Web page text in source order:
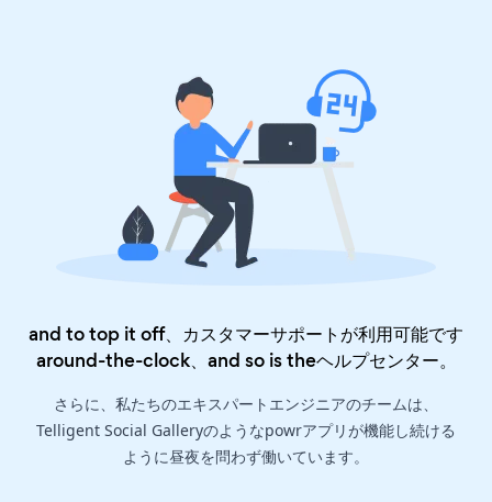
and to top it off、カスタマーサポートが利用可能です
around-the-clock、and so is theヘルプセンター。
さらに、私たちのエキスパートエンジニアのチームは、
Telligent Social Galleryのようなpowrアプリが機能し続ける
ように昼夜を問わず働いています。